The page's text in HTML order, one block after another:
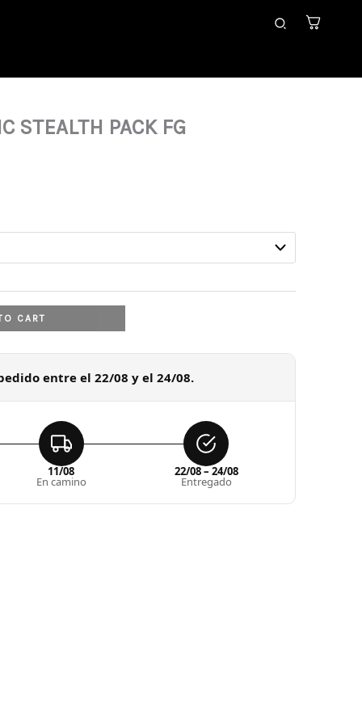
Search
STEALTH PACK FG
€.
CART
entre el 22/08 y el 24/08.
11/08
En camino
22/08 – 24/08
Entregado